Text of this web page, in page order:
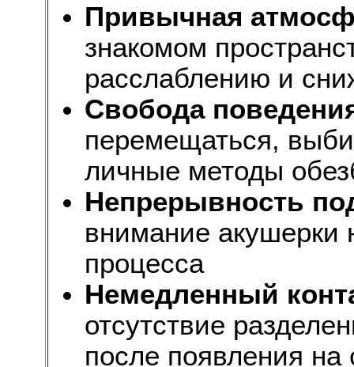
Привычная
знакомом
расслаблению и
Свобода
перемещаться,
личные методы
Непрерывность
внимание акушерки
процесса
Немедленный
отсутствие
после появления на